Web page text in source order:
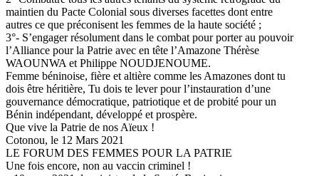
maintien du Pacte Colonial sous diverses facettes dont entre
autres ce que préconisent les femmes de la haute société ;
3°- S’engager résolument dans le combat pour porter au pouvoir
l’Alliance pour la Patrie avec en tête l’Amazone Thérèse
WAOUNWA et Philippe NOUDJENOUME.
Femme béninoise, fière et altière comme les Amazones dont tu
dois être héritière, Tu dois te lever pour l’instauration d’une
gouvernance démocratique, patriotique et de probité pour un
Bénin indépendant, développé et prospère.
Que vive la Patrie de nos Aïeux !
Cotonou, le 12 Mars 2021
LE FORUM DES FEMMES POUR LA PATRIE
Une fois encore, non au vaccin criminel !